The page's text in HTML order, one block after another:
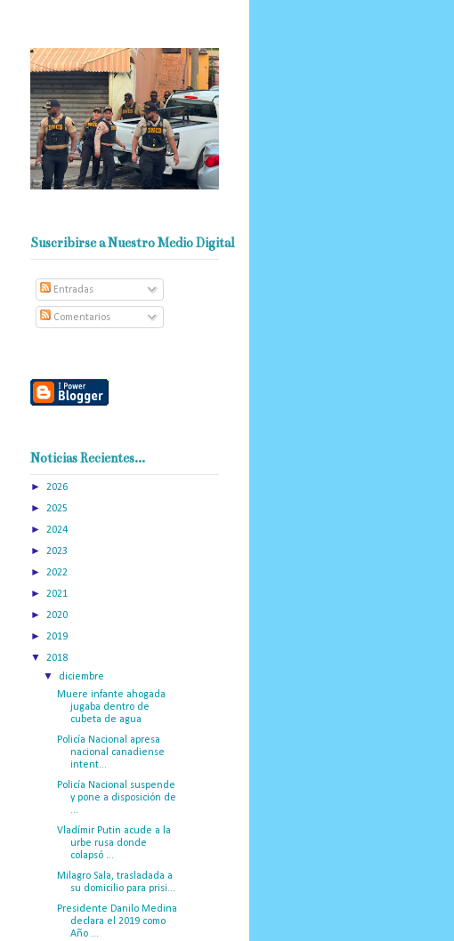
Suscribirse a Nuestro Medio Digital
Entradas
Comentarios
Noticias Recientes...
► 2026
► 2025
► 2024
► 2023
► 2022
► 2021
► 2020
► 2019
▼ 2018
▼ diciembre
Muere infante ahogada
jugaba dentro de
cubeta de agua
Policía Nacional apresa
nacional canadiense
intent...
Policía Nacional suspende
y pone a disposición de
...
Vladímir Putin acude a la
urbe rusa donde
colapsó ...
Milagro Sala, trasladada a
su domicilio para prisi...
Presidente Danilo Medina
declara el 2019 como
Año ...